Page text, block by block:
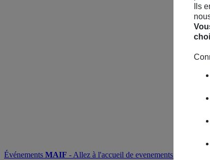
Événements MAIF - Allez à l'accueil de evenements.maif.fr
Ils